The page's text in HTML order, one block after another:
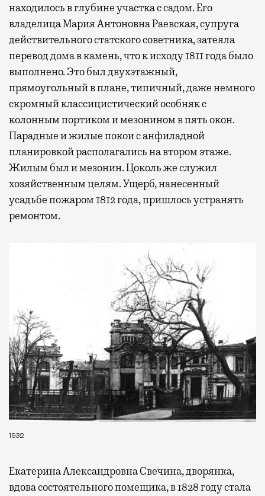
находилось в глубине участка с садом. Его
владелица Мария Антоновна Раевская, супруга
действительного статского советника, затеяла
перевод дома в камень, что к исходу 1811 года было
выполнено. Это был двухэтажный,
прямоугольный в плане, типичный, даже немного
скромный классицистический особняк с
колонным портиком и мезонином в пять окон.
Парадные и жилые покои с анфиладной
планировкой располагались на втором этаже.
Жилым был и мезонин. Цоколь же служил
хозяйственным целям. Ущерб, нанесенный
усадьбе пожаром 1812 года, пришлось устранять
ремонтом.
1932
Екатерина Александровна Свечина, дворянка,
вдова состоятельного помещика, в 1828 году стала